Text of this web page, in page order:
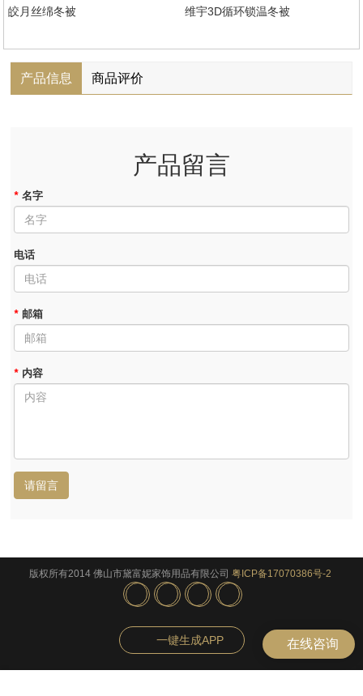
皎月丝绵冬被 维宇3D循环锁温冬被
产品信息 商品评价
产品留言
* 名字
电话
* 邮箱
* 内容
请留言
版权所有2014 佛山市黛富妮家饰用品有限公司 粤ICP备17070386号-2
一键生成APP 在线咨询